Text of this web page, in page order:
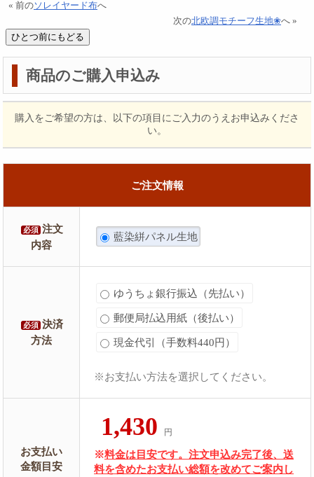
« 前のソレイヤード布へ
次の北欧調モチーフ生地❀へ »
商品のご購入申込み
購入をご希望の方は、以下の項目にご入力のうえお申込みくださ
い。
ご注文情報
必須 注文
内容
藍染絣パネル生地
必須 決済
方法
ゆうちょ銀行振込（先払い）
郵便局払込用紙（後払い）
現金代引（手数料440円）
※お支払い方法を選択してください。
お支払い
金額目安
1,430 円
※料金は目安です。注文申込み完了後、送
料を含めたお支払い総額を改めてご案内し